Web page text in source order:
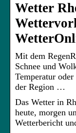
Wetter
Mit dem
Schnee und
Temperatur
der Region …
Das Wetter in
heute, morgen
Wetterbericht